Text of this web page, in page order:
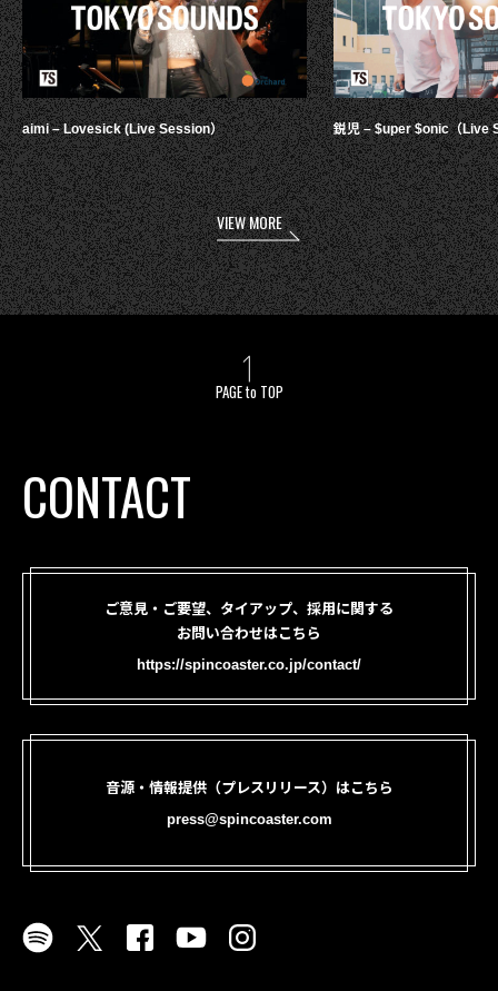
aimi – Lovesick (Live Session） 鋭児 – $uper $onic（Live
VIEW MORE
PAGE to TOP
CONTACT
ご意見・ご要望、タイアップ、採用に関する
お問い合わせはこちら
https://spincoaster.co.jp/contact/
音源・情報提供（プレスリリース）はこちら
press@spincoaster.com